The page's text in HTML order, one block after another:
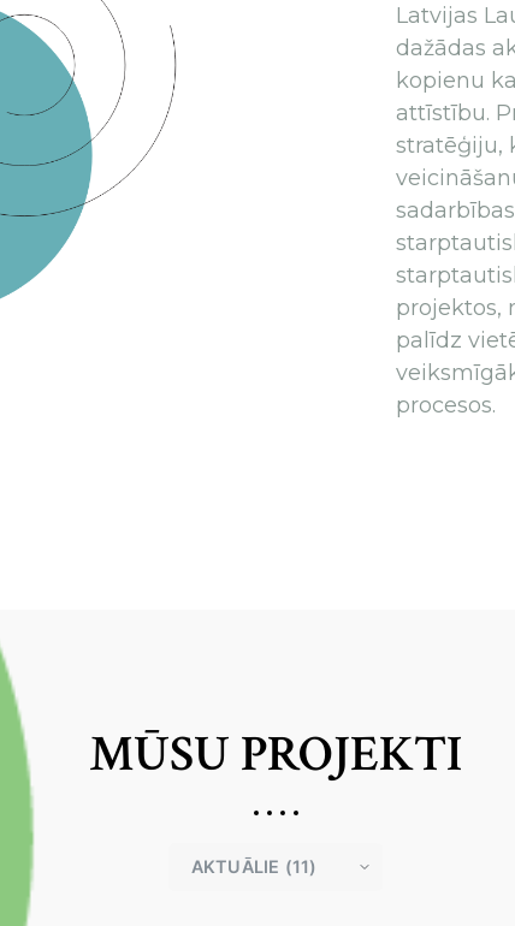
Latvijas
dažādas
kopienu
attīstību.
stratēģiju,
projektos,
palīdz
procesos.
MŪSU PROJEKTI